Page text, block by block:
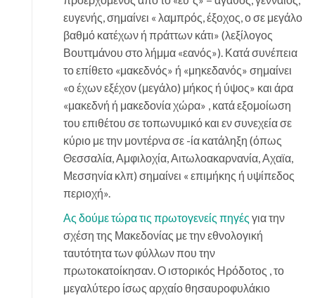
ευγενής, σημαίνει « λαμπρός, έξοχος, ο σε μεγάλο
βαθμό κατέχων ή πράττων κάτι» (λεξίλογος
Βουττμάνου στο λήμμα «εανός»). Κατά συνέπεια
το επίθετο «μακεδνός» ή «μηκεδανός» σημαίνει
«ο έχων εξέχον (μεγάλο) μήκος ή ύψος» και άρα
«μακεδνή ή μακεδονία χώρα» , κατά εξομοίωση
του επιθέτου σε τοπωνυμικό και εν συνεχεία σε
κύριο με την μοντέρνα σε -ία κατάληξη (όπως
Θεσσαλία, Αμφιλοχία, Αιτωλοακαρνανία, Αχαϊα,
Μεσσηνία κλπ) σημαίνει « επιμήκης ή υψίπεδος
περιοχή».
Ας δούμε τώρα τις πρωτογενείς πηγές για την
σχέση της Μακεδονίας με την εθνολογική
ταυτότητα των φύλλων που την
πρωτοκατοίκησαν. Ο ιστορικός Ηρόδοτος , το
μεγαλύτερο ίσως αρχαίο θησαυροφυλάκιο